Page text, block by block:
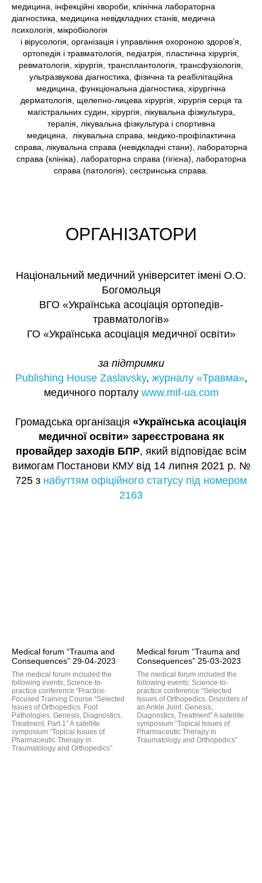
медицина, інфекційні хвороби, клінічна лабораторна
діагностика, медицина невідкладних станів, медична
психологія, мікробіологія
і вірусологія, організація і управління охороною здоров’я,
ортопедія і травматологія, педіатрія, пластична хірургія,
ревматологія, хірургія, трансплантологія, трансфузіологія,
ультразвукова діагностика, фізична та реабілітаційна
медицина, функціональна діагностика, хірургічна
дерматологія, щелепно-лицева хірургія, хірургія серця та
магістральних судин, хірургія, лікувальна фізкультура,
терапія, лікувальна фізкультура і спортивна
медицина, лікувальна справа, медико-профілактична
справа, лікувальна справа (невідкладні стани), лабораторна
справа (клініка), лабораторна справа (гігієна), лабораторна
справа (патологія), сестринська справа.
ОРГАНІЗАТОРИ
Національний медичний університет імені О.О.
Богомольця
ВГО «Українська асоціація ортопедів-
травматологів»
ГО «Українська асоціація медичної освіти»
за підтримки
Publishing House Zaslavsky, журналу «Травма»,
медичного порталу www.mif-ua.com
Громадська організація «Українська асоціація
медичної освіти» зареєстрована як
провайдер заходів БПР, який відповідає всім
вимогам Постанови КМУ від 14 липня 2021 р. №
725 з набуттям офіційного статусу під номером
2163
Medical forum “Trauma and
Consequences” 29-04-2023
The medical forum included the
following events: Science-to-
practice conference “Practice-
Focused Training Course “Selected
Issues of Orthopedics. Foot
Pathologies. Genesis, Diagnostics,
Treatment. Part 1” A satellite
symposium “Topical Issues of
Pharmaceutic Therapy in
Traumatology and Orthopedics”
Medical forum “Trauma and
Consequences” 25-03-2023
The medical forum included the
following events: Science-to-
practice conference “Selected
Issues of Orthopedics. Disorders of
an Ankle Joint. Genesis,
Diagnostics, Treatment” A satellite
symposium “Topical Issues of
Pharmaceutic Therapy in
Traumatology and Orthopedics”